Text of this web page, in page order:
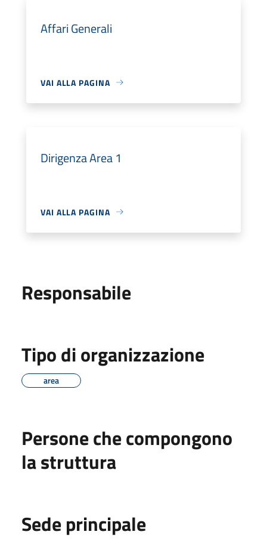
Affari Generali
VAI ALLA PAGINA
Dirigenza Area 1
VAI ALLA PAGINA
Responsabile
Tipo di organizzazione
area
Persone che compongono
la struttura
Sede principale